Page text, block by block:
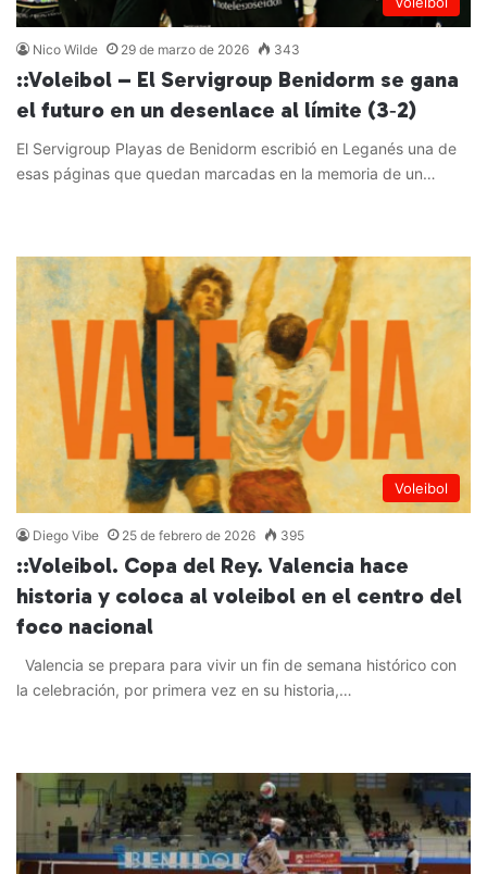
Nico Wilde 29 de marzo de 2026 343
::Voleibol – El Servigroup Benidorm se gana
el futuro en un desenlace al límite (3‑2)
El Servigroup Playas de Benidorm escribió en Leganés una de
esas páginas que quedan marcadas en la memoria de un…
Voleibol
Diego Vibe 25 de febrero de 2026 395
::Voleibol. Copa del Rey. Valencia hace
historia y coloca al voleibol en el centro del
foco nacional
Valencia se prepara para vivir un fin de semana histórico con
la celebración, por primera vez en su historia,…